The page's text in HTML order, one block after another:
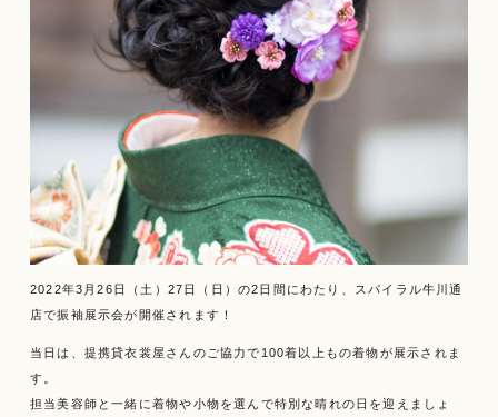
2022年3月26日（土）27日（日）の2日間にわたり、スパイラル牛川通
店で振袖展示会が開催されます！
当日は、提携貸衣裳屋さんのご協力で100着以上もの着物が展示されま
す。
担当美容師と一緒に着物や小物を選んで特別な晴れの日を迎えましょ